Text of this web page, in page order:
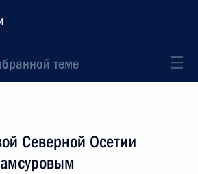
теме
Северной Осетии